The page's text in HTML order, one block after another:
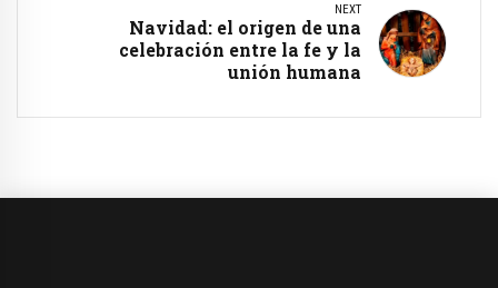
NEXT
Navidad: el origen de una
celebración entre la fe y la
unión humana